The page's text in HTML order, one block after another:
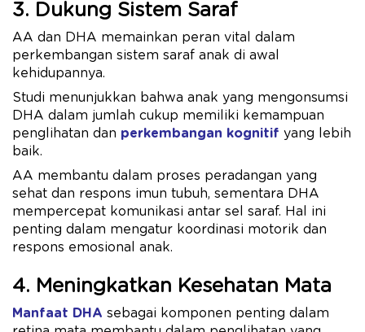
3. Dukung Sistem Saraf
AA dan DHA memainkan peran vital dalam
perkembangan sistem saraf anak di awal
kehidupannya.
Studi menunjukkan bahwa anak yang mengonsumsi
DHA dalam jumlah cukup memiliki kemampuan
penglihatan dan perkembangan kognitif yang lebih
baik.
AA membantu dalam proses peradangan yang
sehat dan respons imun tubuh, sementara DHA
mempercepat komunikasi antar sel saraf. Hal ini
penting dalam mengatur koordinasi motorik dan
respons emosional anak.
4. Meningkatkan Kesehatan Mata
Manfaat DHA sebagai komponen penting dalam